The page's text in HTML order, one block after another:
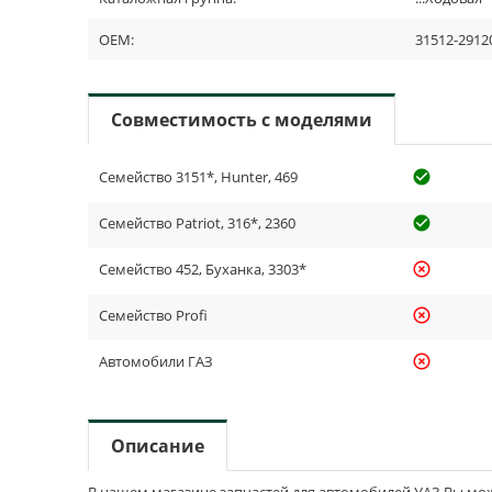
OEM: 31512-
Совместимость с моделями
Семейство 3151*, Hunter, 469
Семейство Patriot, 316*, 2360
Семейство 452, Буханка, 3303* highlight_off
Семейство Profi highlight_off
Автомобили ГАЗ highlight_off
Описание